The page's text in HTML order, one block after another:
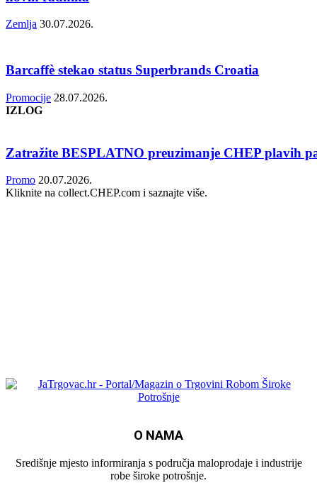
Zemlja 30.07.2026.
Barcaffè stekao status Superbrands Croatia
Promocije 28.07.2026.
IZLOG
Zatražite BESPLATNO preuzimanje CHEP plavih
Promo 20.07.2026.
Kliknite na collect.CHEP.com i saznajte više.
O NAMA
Središnje mjesto informiranja s područja maloprodaje i industrije
robe široke potrošnje.